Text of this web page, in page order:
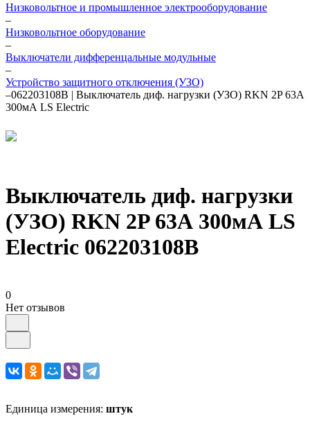
Низковольтное и промышленное электрооборудование
–
Низковольтное оборудование
–
Выключатели дифференцальные модульные
–
Устройство защитного отключения (УЗО)
–062203108B | Выключатель диф. нагрузки (УЗО) RKN 2P 63А
300мА LS Electric
Выключатель диф. нагрузки
(УЗО) RKN 2P 63А 300мА LS
Electric 062203108B
0
Нет отзывов
Единица измерения: штук